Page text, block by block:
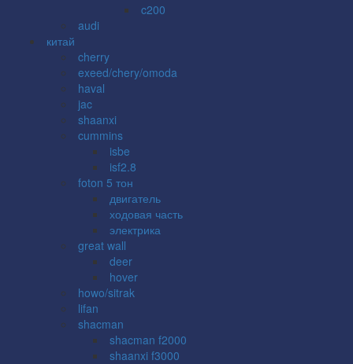
c200
audi
китай
cherry
exeed/chery/omoda
haval
jac
shaanxi
cummins
isbe
isf2.8
foton 5 тон
двигатель
ходовая часть
электрика
great wall
deer
hover
howo/sitrak
lifan
shacman
shacman f2000
shaanxi f3000